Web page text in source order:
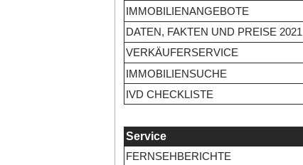
IMMOBILIENANGEBOTE
DATEN, FAKTEN UND PREISE 2021
VERKÄUFERSERVICE
IMMOBILIENSUCHE
IVD CHECKLISTE
Service
FERNSEHBERICHTE